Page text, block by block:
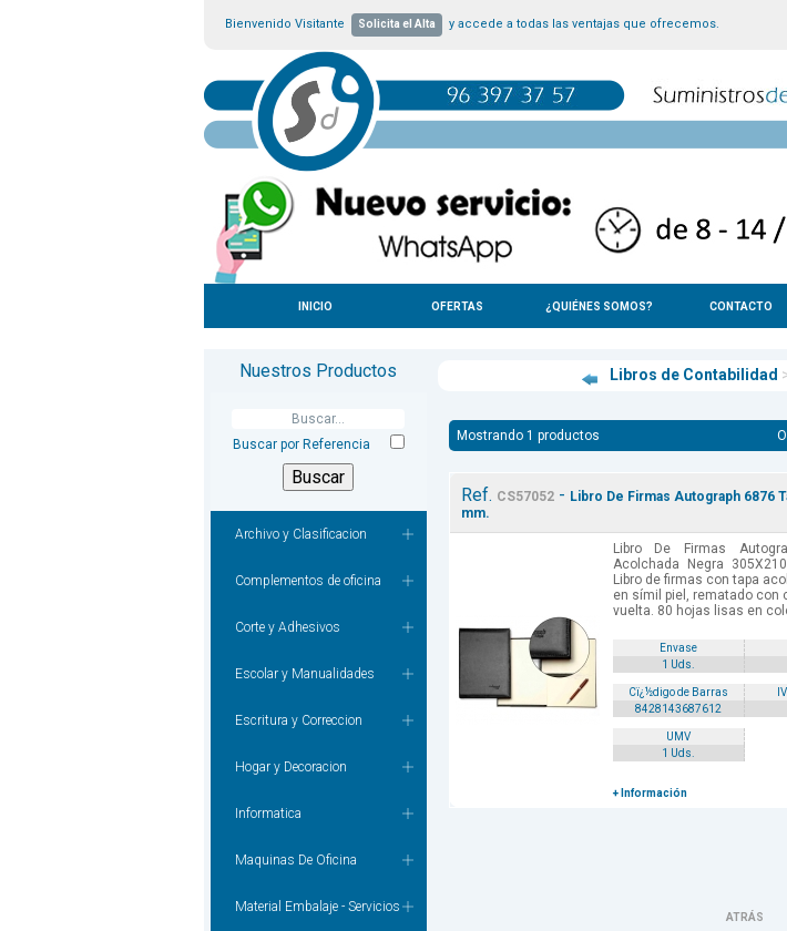
Bienvenido Visitante Solicita el Alta y accede a todas las ventajas que ofrecemos.
INICIO OFERTAS ¿QUIÉNES SOMOS? CONTACTO
Nuestros Productos
Buscar por Referencia
Archivo y Clasificacion
Complementos de oficina
Corte y Adhesivos
Escolar y Manualidades
Escritura y Correccion
Hogar y Decoracion
Informatica
Maquinas De Oficina
Material Embalaje - Servicios
Libros de Contabilidad
Mostrando 1 productos
Ref. CS57052- Libro De Firmas Autograph 6876
mm.
Libro De Firmas
Acolchada Negra
Libro de firmas con tapa
en símil piel, rematado con
vuelta. 80 hojas lisas en
Envase
1 Uds.
Cï¿½digo de Barras
8428143687612
UMV
1 Uds.
+ Información
ATRÁS